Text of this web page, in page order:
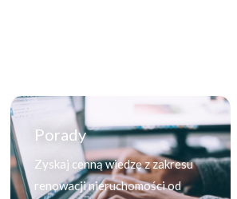
Porady
Zyskaj cenną wiedzę z zakresu
renowacji nieruchomości od